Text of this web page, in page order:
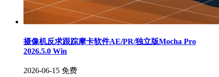
摄像机反求跟踪摩卡软件AE/PR/独立版Mocha Pro
2026.5.0 Win
2026-06-15 免费